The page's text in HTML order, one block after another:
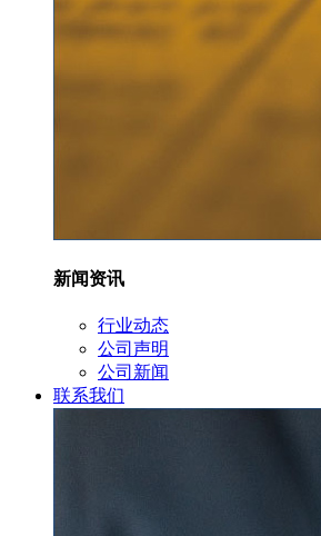
新闻资讯
行业动态
公司声明
公司新闻
联系我们